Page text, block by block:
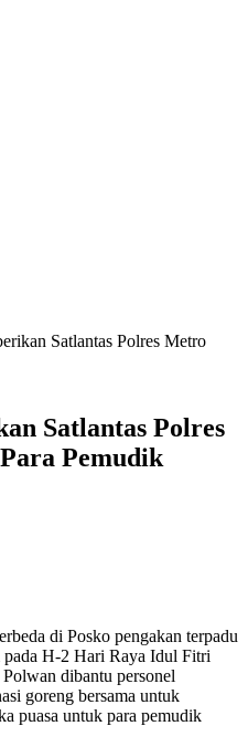
Satlantas Polres Metro
Satlantas Polres
Pemudik
di Posko pengakan terpadu
pada H-2 Hari Raya Idul Fitri
dibantu personel
goreng bersama untuk
puasa untuk para pemudik